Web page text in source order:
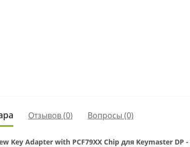
Отзывов (0) Вопросы (0)
Key Adapter with PCF79XX Chip для Keymaster DP -